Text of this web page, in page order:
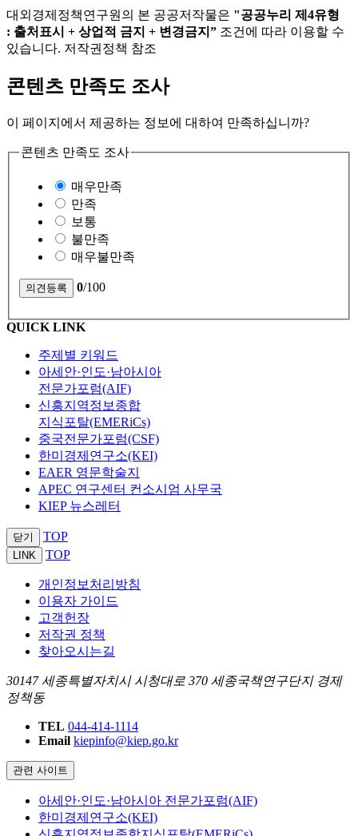
대외경제정책연구원의 본 공공저작물은 "공공누리 제4유형
: 출처표시 + 상업적 금지 + 변경금지” 조건에 따라 이용할 수
있습니다. 저작권정책 참조
콘텐츠 만족도 조사
이 페이지에서 제공하는 정보에 대하여 만족하십니까?
콘텐츠 만족도 조사
매우만족
만족
보통
불만족
매우불만족
0/100
QUICK LINK
주제별 키워드
아세안·인도·남아시아
전문가포럼(AIF)
신흥지역정보종합
지식포탈(EMERiCs)
중국전문가포럼(CSF)
한미경제연구소(KEI)
EAER 영문학술지
APEC 연구센터 컨소시엄 사무국
KIEP 뉴스레터
닫기 TOP
LINK TOP
개인정보처리방침
이용자 가이드
고객헌장
저작권 정책
찾아오시는길
30147 세종특별자치시 시청대로 370 세종국책연구단지 경제
정책동
TEL 044-414-1114
Email kiepinfo@kiep.go.kr
관련 사이트
아세안·인도·남아시아 전문가포럼(AIF)
한미경제연구소(KEI)